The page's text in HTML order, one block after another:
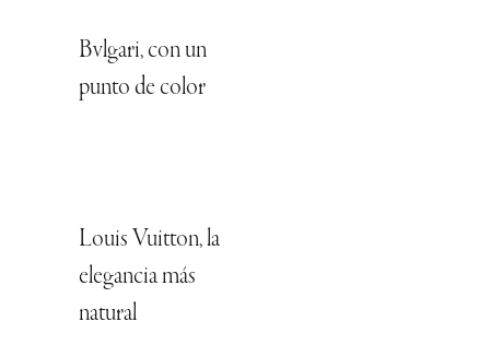
Bvlgari, con un
punto de color
Louis Vuitton, la
elegancia más
natural